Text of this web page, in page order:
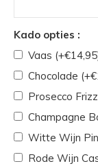
Kado opties :
Vaas
Chocolade
Prosecco
Champagne
Witte Wijn
Rode Wijn